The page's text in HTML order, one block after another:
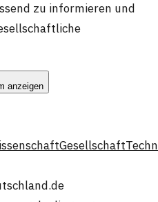
zu informieren und
anzeigen
Gesellschaft